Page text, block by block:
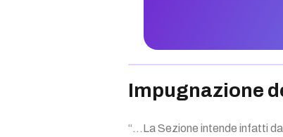
Impugnazione
“…La Sezione intende infatti